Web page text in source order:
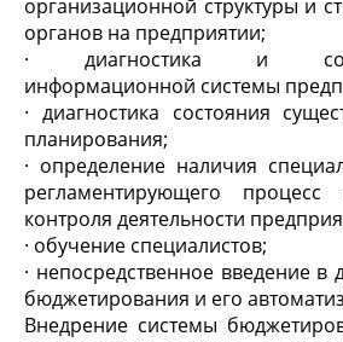
организационной структуры и
органов на предприятии;
· диагностика и
информационной системы
· диагностика состояния
планирования;
· определение наличия
регламентирующего
контроля деятельности
· обучение специалистов;
· непосредственное введение в
бюджетирования и его
Внедрение системы